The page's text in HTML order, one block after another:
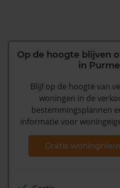
Op de hoogte blijven
in
Blijf op de hoogte van
woningen in de
bestemmingsplannen
informatie voor
Gratis